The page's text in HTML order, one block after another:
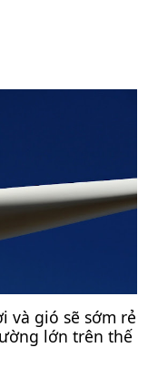
và gió sẽ sớm rẻ
lớn trên thế